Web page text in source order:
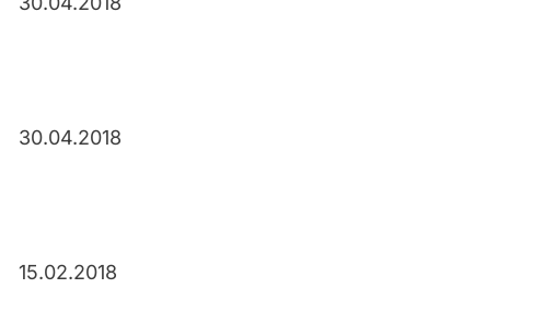
30.04.2018
15.02.2018